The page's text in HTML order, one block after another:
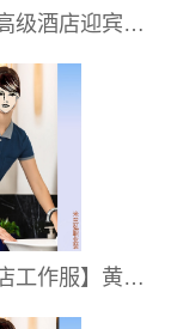
天津商务高级酒店迎宾服装量体订做,天津酒店咨客旗袍定制供应商
【上海酒店工作服】黄浦区酒店客房工作服加工,奉贤区酒店客房工作服定制